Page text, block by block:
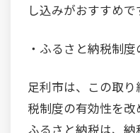
し込みがおすすめで
・ふるさと納税制度
足利市は、この取
税制度の有効性を改
ふるさと納税は、